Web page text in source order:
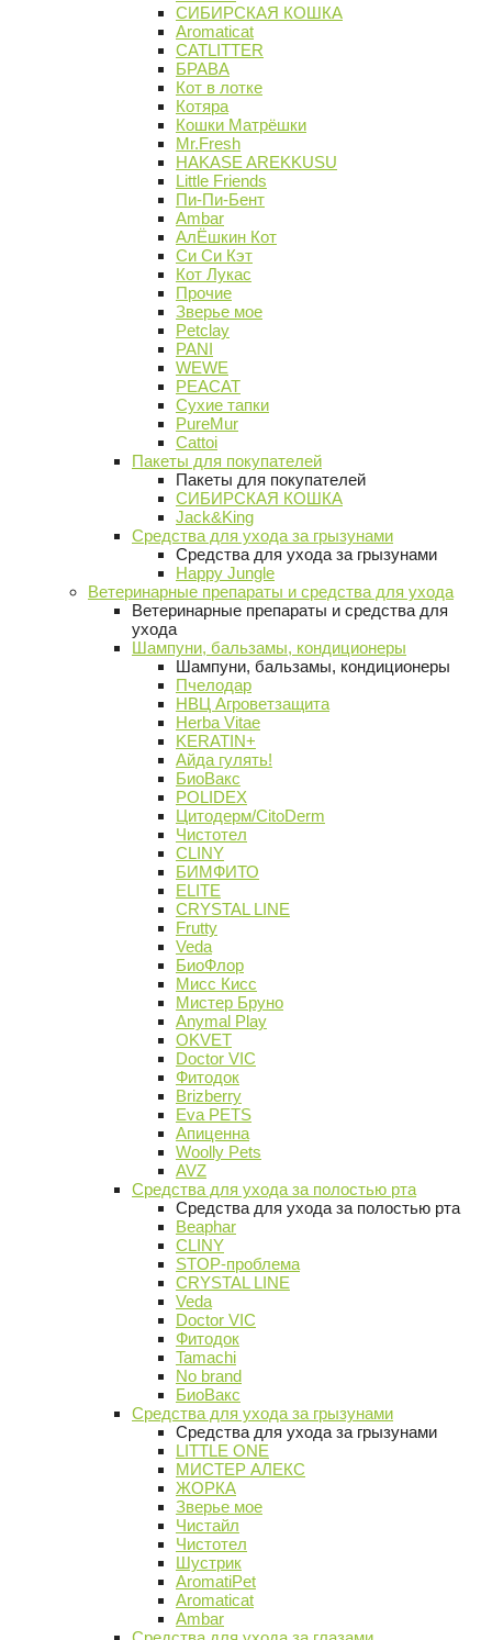
СИБИРСКАЯ КОШКА
Aromaticat
CATLITTER
БРАВА
Кот в лотке
Котяра
Кошки Матрёшки
Mr.Fresh
HAKASE AREKKUSU
Little Friends
Пи-Пи-Бент
Ambar
АлЁшкин Кот
Си Си Кэт
Кот Лукас
Прочие
Зверье мое
Petclay
PANI
WEWE
PEACAT
Сухие тапки
PureMur
Cattoi
Пакеты для покупателей
Пакеты для покупателей
СИБИРСКАЯ КОШКА
Jack&King
Средства для ухода за грызунами
Средства для ухода за грызунами
Happy Jungle
Ветеринарные препараты и средства для ухода
Ветеринарные препараты и средства для
ухода
Шампуни, бальзамы, кондиционеры
Шампуни, бальзамы, кондиционеры
Пчелодар
НВЦ Агроветзащита
Herba Vitae
KERATIN+
Айда гулять!
БиоВакс
POLIDEX
Цитодерм/CitoDerm
Чистотел
CLINY
БИМФИТО
ELITE
CRYSTAL LINE
Frutty
Veda
БиоФлор
Мисс Кисс
Мистер Бруно
Anymal Play
OKVET
Doctor VIC
Фитодок
Brizberry
Eva PETS
Апиценна
Woolly Pets
AVZ
Средства для ухода за полостью рта
Средства для ухода за полостью рта
Beaphar
CLINY
STOP-проблема
CRYSTAL LINE
Veda
Doctor VIC
Фитодок
Tamachi
No brand
БиоВакс
Средства для ухода за грызунами
Средства для ухода за грызунами
LITTLE ONE
МИСТЕР АЛЕКС
ЖОРКА
Зверье мое
Чистайл
Чистотел
Шустрик
AromatiPet
Aromaticat
Ambar